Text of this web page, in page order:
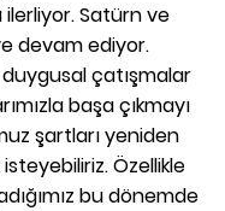
Satürn ve
devam ediyor.
çatışmalar
başa çıkmayı
şartları yeniden
isteyebiliriz. Özellikle
bu dönemde